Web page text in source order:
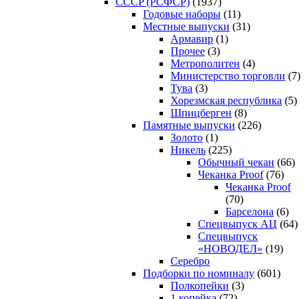
Годовые наборы (11)
Местные выпуски (31)
Армавир (1)
Прочее (3)
Метрополитен (4)
Министерство торговли (7)
Тува (3)
Хорезмская республика (5)
Шпицберген (8)
Памятные выпуски (226)
Золото (1)
Никель (225)
Обычный чекан (66)
Чеканка Proof(76)
Чеканка Proof
(70)
Барселона (6)
Спецвыпуск АЦ (64)
Спецвыпуск
«НОВОДЕЛ» (19)
Серебро
Подборки по номиналу (601)
Полкопейки (3)